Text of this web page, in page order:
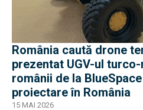
România caută drone
prezentat UGV-ul
românii de la
proiectare în România
15 MAI 2026